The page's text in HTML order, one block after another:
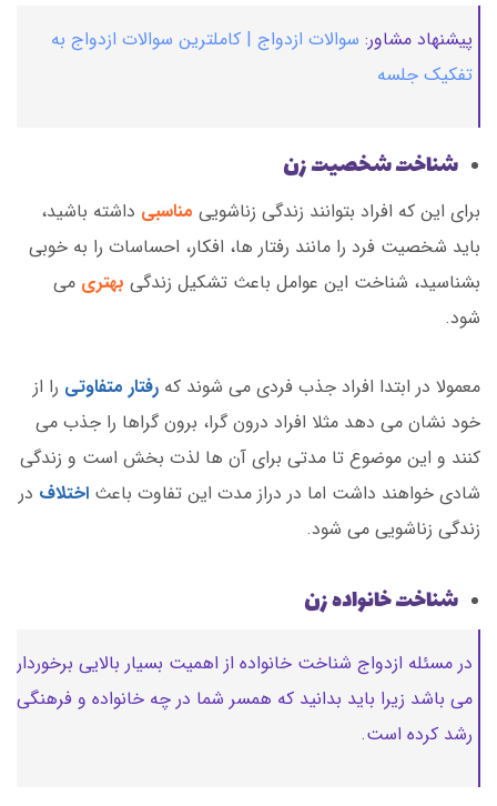
پیشنهاد مشاور: سوالات ازدواج | کاملترین سوالات ازدواج به
تفکیک جلسه
شناخت شخصیت زن
برای این که افراد بتوانند زندگی زناشویی مناسبی داشته باشید،
باید شخصیت فرد را مانند رفتار ها، افکار، احساسات را به خوبی
بشناسید، شناخت این عوامل باعث تشکیل زندگی بهتری می
شود.
معمولا در ابتدا افراد جذب فردی می شوند که رفتار متفاوتی را از
خود نشان می دهد مثلا افراد درون گرا، برون گراها را جذب می
کنند و این موضوع تا مدتی برای آن ها لذت بخش است و زندگی
شادی خواهند داشت اما در دراز مدت این تفاوت باعث اختلاف در
زندگی زناشویی می شود.
شناخت خانواده زن
در مسئله ازدواج شناخت خانواده از اهمیت بسیار بالایی برخوردار
می باشد زیرا باید بدانید که همسر شما در چه خانواده و فرهنگی
رشد کرده است.